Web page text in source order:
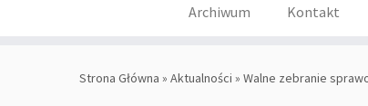
Archiwum
Kontakt
Strona Główna » Aktualności » Walne zebranie